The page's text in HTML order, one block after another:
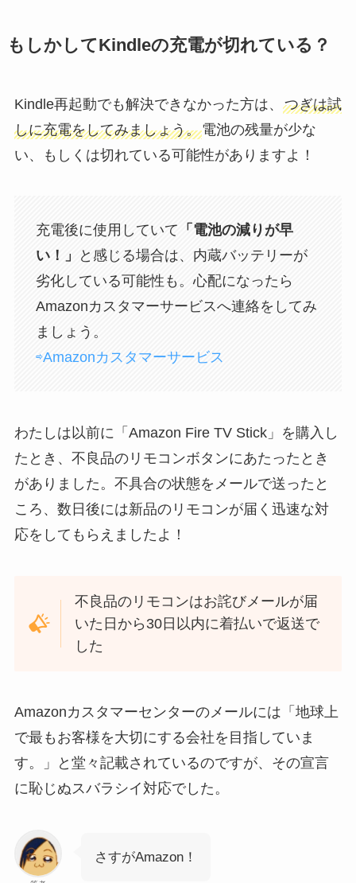
もしかしてKindleの充電が切れている？
Kindle再起動でも解決できなかった方は、 つぎは試
しに充電をしてみましょう。電池の残量が少な
い、もしくは切れている可能性がありますよ！
充電後に使用していて 「電池の減りが早
い！」
と感じる場合は、内蔵バッテリーが
劣化している可能性も。心配になったら
Amazonカスタマーサービスへ連絡をしてみ
ましょう。
⇨Amazonカスタマーサービス
わたしは以前に「Amazon Fire TV Stick」を購入し
たとき、不良品のリモコンボタンにあたったとき
がありました。不具合の状態をメールで送ったと
ころ、数日後には新品のリモコンが届く迅速な対
応をしてもらえましたよ！
不良品のリモコンはお詫びメールが届
いた日から30日以内に着払いで返送で
した
Amazonカスタマーセンターのメールには「地球上
で最もお客様を大切にする会社を目指していま
す。」と堂々記載されているのですが、その宣言
に恥じぬスバラシイ対応でした。
さすがAmazon！